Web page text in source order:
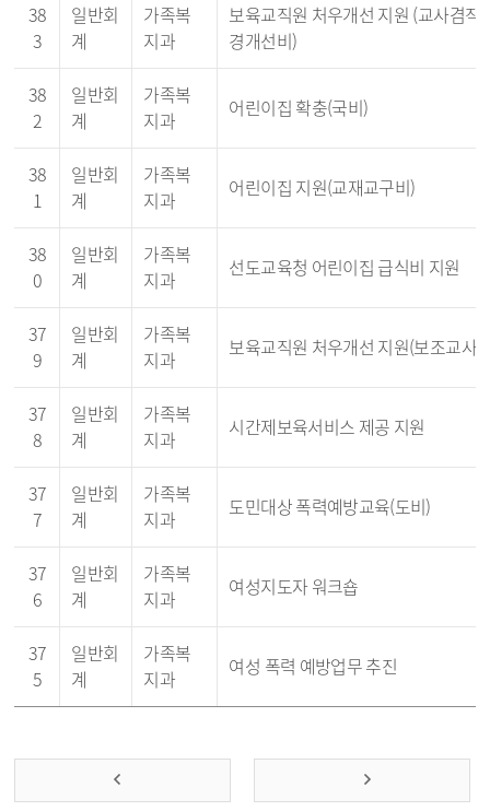
38
3
일반회
계
가족복
지과
보육교직원 처우개선 지원 (교사겸직
경개선비)
38
2
일반회
계
가족복
지과
어린이집 확충(국비)
38
1
일반회
계
가족복
지과
어린이집 지원(교재교구비)
38
0
일반회
계
가족복
지과
선도교육청 어린이집 급식비 지원
37
9
일반회
계
가족복
지과
보육교직원 처우개선 지원(보조교사
37
8
일반회
계
가족복
지과
시간제보육서비스 제공 지원
37
7
일반회
계
가족복
지과
도민대상 폭력예방교육(도비)
37
6
일반회
계
가족복
지과
여성지도자 워크숍
37
5
일반회
계
가족복
지과
여성 폭력 예방업무 추진